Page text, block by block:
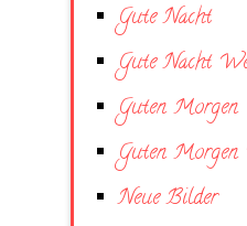
Gute Nacht
Gute Nacht
Guten Morgen
Guten Morgen
Neue Bilder